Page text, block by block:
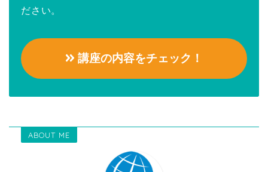
ださい。
講座の内容をチェック！
ABOUT ME